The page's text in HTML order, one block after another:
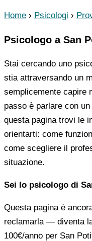
Home › Psicologi ›
Psicologo a San
Stai cercando uno
stia attraversando un
semplicemente capire
passo è parlare con
questa pagina trovi le
orientarti: come
come scegliere il
situazione.
Sei lo psicologo di
Questa pagina è
reclamarla — diventa
100€/anno per San